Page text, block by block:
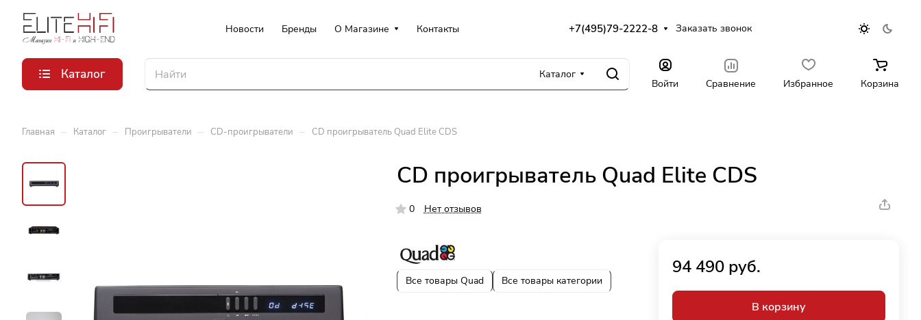
Новости Бренды О Магазине Контакты +7(495)79-2222-8 Заказать звонок
Каталог Каталог
Войти Сравнение Избранное Корзина
Главная – Каталог – Проигрыватели – CD-проигрыватели – CD проигрыватель Quad Elite CDS
CD проигрыватель Quad Elite CDS
0 Нет отзывов
Все товары Quad Все товары категории
94 490 руб.
В корзину